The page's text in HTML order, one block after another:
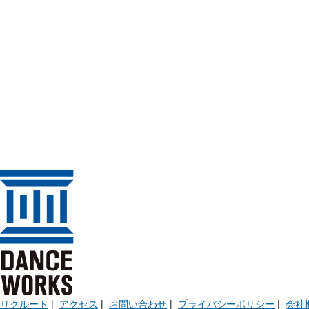
リクルート | アクセス | お問い合わせ | プライバシーポリシー | 会社